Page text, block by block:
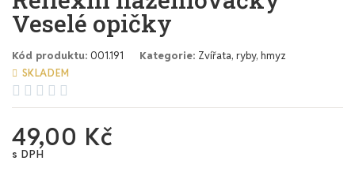
Veselé opičky
Kód produktu 001.191 Kategorie Zvířata, ryby, hmyz
SKLADEM
    
49,00 Kč
s DPH